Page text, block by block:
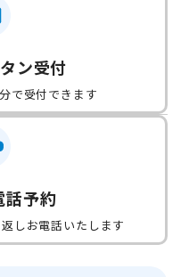
ン受付
で受付できます
話予約
しお電話いたします